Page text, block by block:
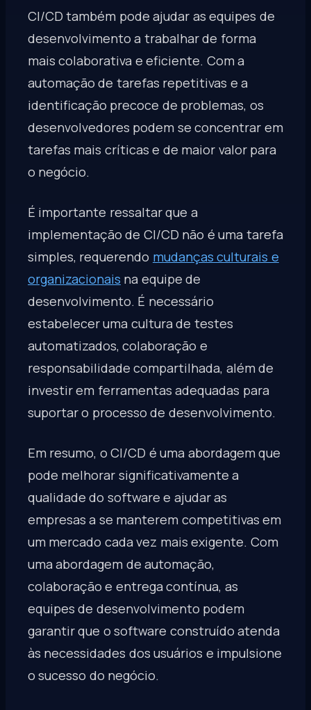
CI/CD também pode ajudar as equipes de
desenvolvimento a trabalhar de forma
mais colaborativa e eficiente. Com a
automação de tarefas repetitivas e a
identificação precoce de problemas, os
desenvolvedores podem se concentrar em
tarefas mais críticas e de maior valor para
o negócio.
É importante ressaltar que a
implementação de CI/CD não é uma tarefa
simples, requerendo mudanças culturais e
organizacionais na equipe de
desenvolvimento. É necessário
estabelecer uma cultura de testes
automatizados, colaboração e
responsabilidade compartilhada, além de
investir em ferramentas adequadas para
suportar o processo de desenvolvimento.
Em resumo, o CI/CD é uma abordagem que
pode melhorar significativamente a
qualidade do software e ajudar as
empresas a se manterem competitivas em
um mercado cada vez mais exigente. Com
uma abordagem de automação,
colaboração e entrega contínua, as
equipes de desenvolvimento podem
garantir que o software construído atenda
às necessidades dos usuários e impulsione
o sucesso do negócio.